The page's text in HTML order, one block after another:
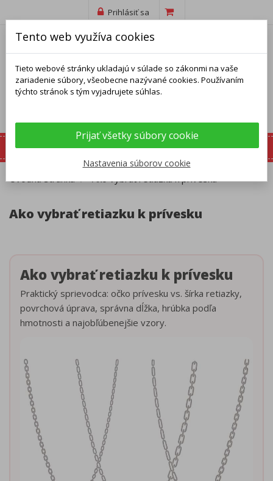
Prihlásiť sa
Úvodná stránka Ako vybrať retiazku k prívesku
Ako vybrať retiazku k prívesku
Ako vybrať retiazku k prívesku
Praktický sprievodca: očko prívesku vs. šírka retiazky,
povrchová úprava, správna dĺžka, hrúbka podľa
hmotnosti a najobľúbenejšie vzory.
Tento web využíva cookies
Tieto webové stránky ukladajú v súlade so zákonmi na vaše
zariadenie súbory, všeobecne nazývané cookies. Používaním
týchto stránok s tým vyjadrujete súhlas.
Prijať všetky súbory cookie
Nastavenia súborov cookie